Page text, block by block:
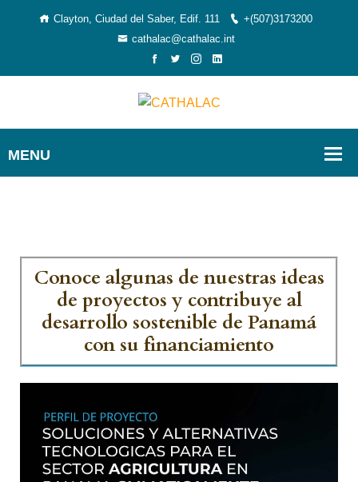
Clayton, Ciudad del Saber, Edif. 111
+(507)3173200
cathalac@cathalac.int
Conoce algunas de nuestras ideas
de proyectos y contribuye al
desarrollo sostenible de Panamá
con su financiamiento